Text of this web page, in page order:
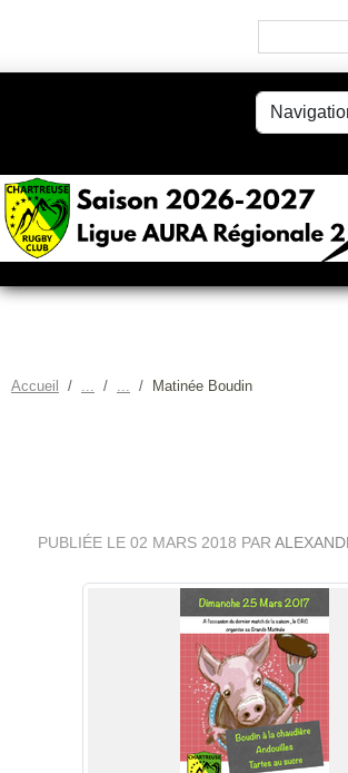
Accueil Matinée Boudin
PUBLIÉE LE 02 MARS 2018 PAR